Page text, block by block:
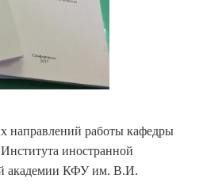
направлений работы кафедры
иностранной
академии КФУ им. В.И.